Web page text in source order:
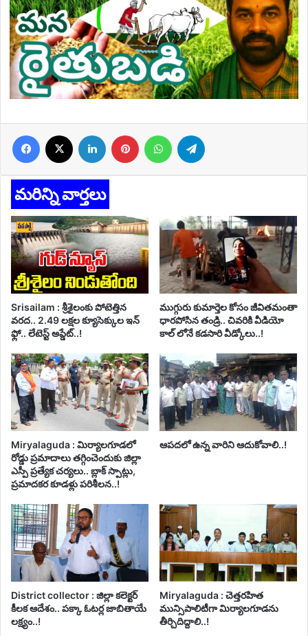
Facebook LinkedIn Pinterest WhatsApp
మరిన్ని వార్తలు
Srisailam : శ్రీశైలంకు పోటెత్తిన
వరద.. 2.49 లక్షల క్యూసెక్కుల ఇన్
ఫ్లో.. లేటెస్ట్ అప్డేట్..!
ముగ్గురు కుమార్తెల కోసం జీవితమంతా
ధారపోసిన తండ్రి.. చివరికి వీడియో
కాల్ లోనే కడసారి వీడ్కోలు..!
Miryalaguda : మిర్యాలగూడలో
రోడ్డు ప్రమాదాలు తగ్గించెందుకు జిల్లా
ఎస్పీ ప్రత్యేక చర్యలు.. బ్లాక్ స్పాట్లు,
ప్రమాదకర కూడళ్లు పరిశీలన..!
ఆపదలో ఉన్న వారిని ఆదుకోవాలి..!
District collector : జిల్లా కలెక్టర్
కీలక ఆదేశం.. పక్కా ఓటర్ల జాబితాయే
లక్ష్యం..!
Miryalaguda : చెత్తరహిత
మున్సిపాలిటీగా మిర్యాలగూడను
తీర్చిదిద్దాలి..!